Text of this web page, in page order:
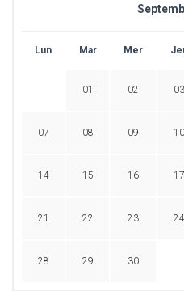
Lun Mar Mer
01 02 03
07 08 09 10
14 15 16 17
21 22 23 24
28 29 30